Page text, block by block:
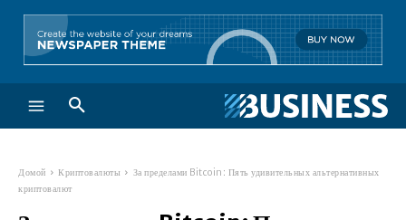
Домой Криптовалюты
За пределами Bitcoin: Пять удивительных альтернативных
криптовалют